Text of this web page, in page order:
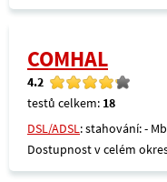
COMHAL
4.2
testů celkem: 18
DSL/ADSL: stahování: -
Dostupnost v celém